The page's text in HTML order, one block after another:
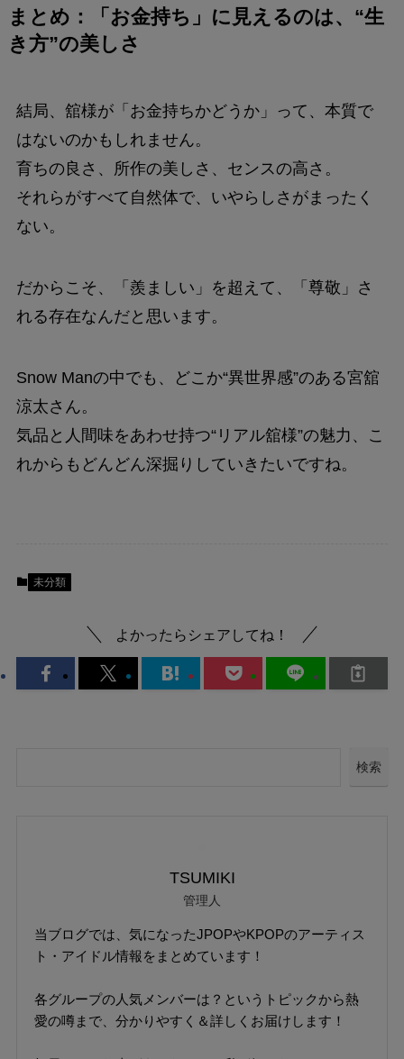
まとめ：「お金持ち」に見えるのは、“生
き方”の美しさ
結局、舘様が「お金持ちかどうか」って、本質で
はないのかもしれません。
育ちの良さ、所作の美しさ、センスの高さ。
それらがすべて自然体で、いやらしさがまったく
ない。
だからこそ、「羨ましい」を超えて、「尊敬」さ
れる存在なんだと思います。
Snow Manの中でも、どこか“異世界感”のある宮舘
涼太さん。
気品と人間味をあわせ持つ“リアル舘様”の魅力、こ
れからもどんどん深掘りしていきたいですね。
未分類
よかったらシェアしてね！
検索
TSUMIKI
管理人
当ブログでは、気になったJPOPやKPOPのアーティス
ト・アイドル情報をまとめています！
各グループの人気メンバーは？というトピックから熱
愛の噂まで、分かりやすく＆詳しくお届けします！